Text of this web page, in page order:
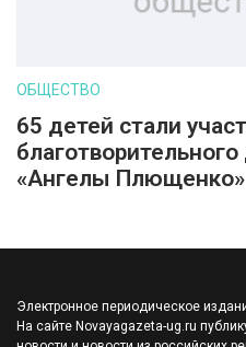
ОБЩЕСТВО
65 детей стали
«Ангелы Плющенко»
Электронное периодическое
На сайте Novayagazeta-ug.ru